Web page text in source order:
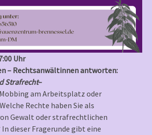
Uhr
– Rechtsanwältinnen antworten:
Strafrecht–
am Arbeitsplatz oder
Rechte haben Sie als
Gewalt oder strafrechtlichen
dieser Fragerunde gibt eine